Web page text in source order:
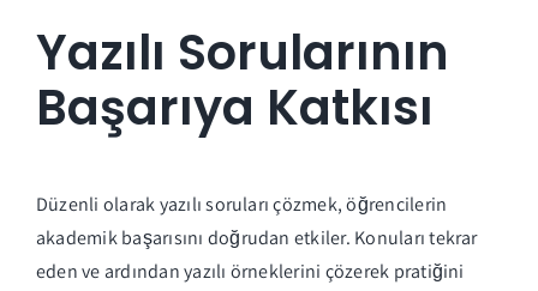
Yazılı Sorularının
Başarıya Katkısı
Düzenli olarak yazılı soruları çözmek, öğrencilerin
akademik başarısını doğrudan etkiler. Konuları tekrar
eden ve ardından yazılı örneklerini çözerek pratiğini